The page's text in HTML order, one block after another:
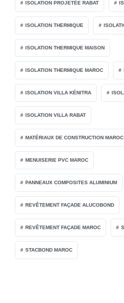
ISOLATION PROJETÉE RABAT
ISOLATION THERMIQUE
ISOLATION THERMIQUE MAISON
ISOLATION THERMIQUE MAROC
ISOLATION VILLA KÉNITRA
ISOLATION VILLA RABAT
MATÉRIAUX DE CONSTRUCTION MAROC
MENUISERIE PVC MAROC
PANNEAUX COMPOSITES ALUMINIUM
REVÊTEMENT FAÇADE ALUCOBOND
REVÊTEMENT FAÇADE MAROC
STACBOND MAROC